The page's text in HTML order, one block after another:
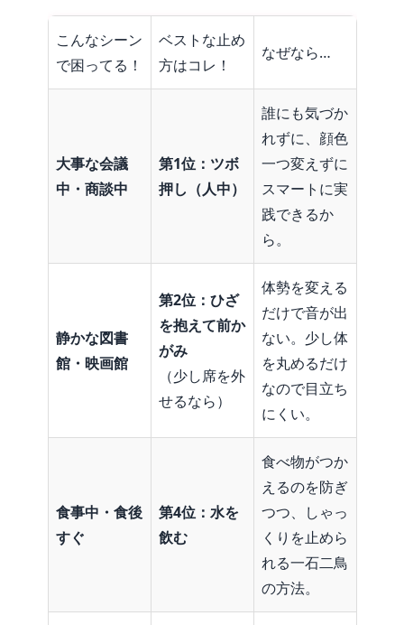
こんなシーン
で困ってる！
ベストな止め
方はコレ！
なぜなら…
大事な会議
中・商談中
第1位：ツボ
押し（人中）
誰にも気づか
れずに、顔色
一つ変えずに
スマートに実
践できるか
ら。
静かな図書
館・映画館
第2位：ひざ
を抱えて前か
がみ
（少し席を外
せるなら）
体勢を変える
だけで音が出
ない。少し体
を丸めるだけ
なので目立ち
にくい。
食事中・食後
すぐ
第4位：水を
飲む
食べ物がつか
えるのを防ぎ
つつ、しゃっ
くりを止めら
れる一石二鳥
の方法。